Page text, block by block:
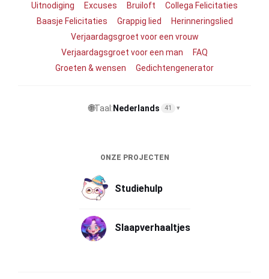
Uitnodiging
Excuses Bruiloft
Collega Felicitaties
Baasje Felicitaties
Grappig lied
Herinneringslied
Verjaardagsgroet voor een vrouw
Verjaardagsgroet voor een man
FAQ
Groeten & wensen
Gedichtengenerator
🌐Taal: Nederlands 41 ▾
ONZE PROJECTEN
Studiehulp
Slaapverhaaltjes